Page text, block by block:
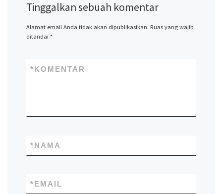
Tinggalkan sebuah komentar
Alamat email Anda tidak akan dipublikasikan. Ruas yang wajib
ditandai *
KOMENTAR
*
NAMA
*
EMAIL
*